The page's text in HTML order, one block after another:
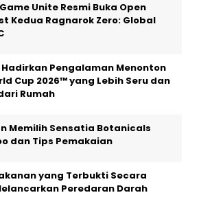
Unite Resmi Buka Open
Kedua Ragnarok Zero: Global
Hadirkan Pengalaman Menonton
Cup 2026™ yang Lebih Seru dan
Rumah
Memilih Sensatia Botanicals
dan Tips Pemakaian
yang Terbukti Secara
Peredaran Darah